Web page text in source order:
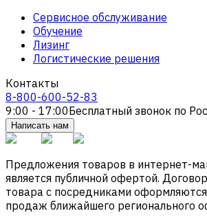
Сервисное обслуживание
Обучение
Лизинг
Логистические решения
Контакты
8-800-600-52-83
9:00 - 17:00Бесплатный звонок по
Написать нам
Предложения товаров в интернет-
является публичной офертой.
товара с посредниками
продаж ближайшего регионального